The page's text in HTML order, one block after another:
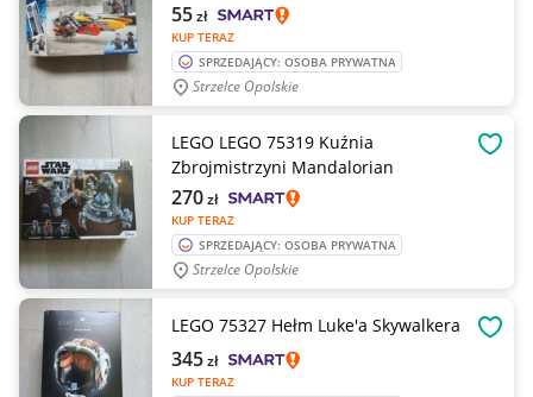
KUP TERAZ
55zł
SPRZEDAJĄCY: OSOBA PRYWATNA
Strzelce Opolskie
LEGO LEGO 75319 Kuźnia
Zbrojmistrzyni Mandalorian
KUP TERAZ
270zł
SPRZEDAJĄCY: OSOBA PRYWATNA
Strzelce Opolskie
LEGO 75327 Hełm Luke'a Skywalkera
KUP TERAZ
345zł